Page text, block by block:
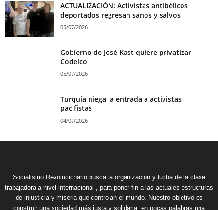
ACTUALIZACIÓN: Activistas antibélicos
deportados regresan sanos y salvos
05/07/2026
Gobierno de José Kast quiere privatizar
Codelco
05/07/2026
Turquía niega la entrada a activistas
pacifistas
04/07/2026
Socialismo Revolucionario busca la organización y lucha de la clase
trabajadora a nivel internacional , para poner fin a las actuales estructuras
de injusticia y miseria que controlan el mundo. Nuestro objetivo es
construir una sociedad más justa y solidaria, en pocas palabras una